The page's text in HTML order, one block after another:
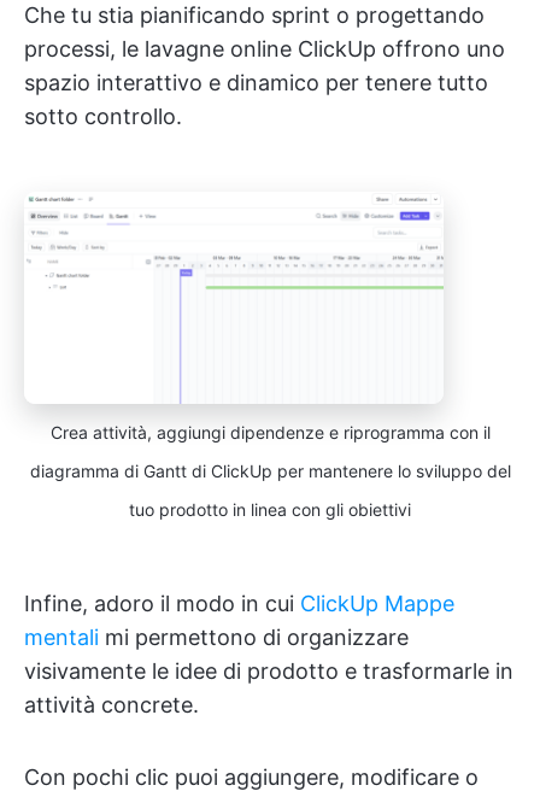
Che tu stia pianificando sprint o progettando
processi, le lavagne online ClickUp offrono uno
spazio interattivo e dinamico per tenere tutto
sotto controllo.
Crea attività, aggiungi dipendenze e riprogramma con il
diagramma di Gantt di ClickUp per mantenere lo sviluppo del
tuo prodotto in linea con gli obiettivi
Infine, adoro il modo in cui ClickUp Mappe
mentali mi permettono di organizzare
visivamente le idee di prodotto e trasformarle in
attività concrete.
Con pochi clic puoi aggiungere, modificare o